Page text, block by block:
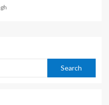
Search